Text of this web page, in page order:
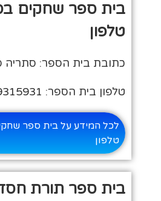
בית ספר שחקים
טלפון
כתובת בית הספר: סתריה
טלפון בית הספר: 08-9315931
לכל המידע על בית ספר
טלפון
בית ספר תורת